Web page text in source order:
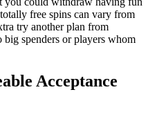
free spins can vary from
try another plan from
spenders or players whom
Acceptance